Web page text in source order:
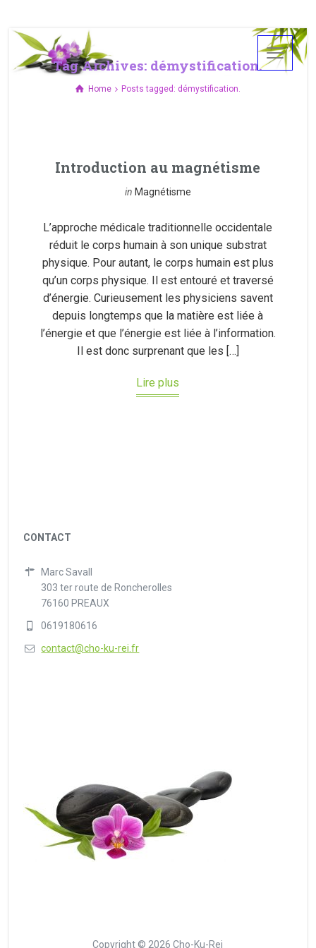
Tag Archives: démystification.
Home Posts tagged: démystification.
Introduction au magnétisme
in Magnétisme
L’approche médicale traditionnelle occidentale
réduit le corps humain à son unique substrat
physique. Pour autant, le corps humain est plus
qu’un corps physique. Il est entouré et traversé
d’énergie. Curieusement les physiciens savent
depuis longtemps que la matière est liée à
l’énergie et que l’énergie est liée à l’information.
Il est donc surprenant que les […]
Lire plus
CONTACT
Marc Savall
303 ter route de Roncherolles
76160 PREAUX
0619180616
contact@cho-ku-rei.fr
Copyright © 2026 Cho-Ku-Rei